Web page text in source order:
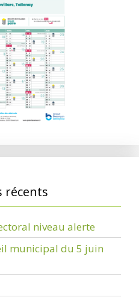
récents
niveau alerte
municipal du 5 juin